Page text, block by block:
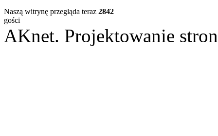
Naszą witrynę przegląda teraz 2842
gości
AKnet. Projektowanie